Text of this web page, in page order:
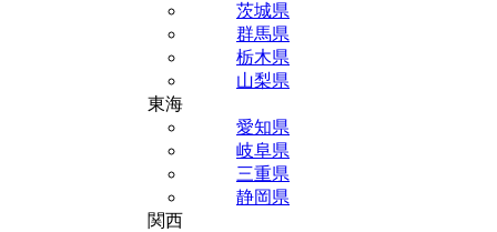
茨城県
群馬県
栃木県
山梨県
東海
愛知県
岐阜県
三重県
静岡県
関西